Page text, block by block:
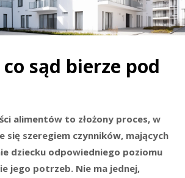
sąd bierze pod
alimentów to złożony proces, w
się szeregiem czynników, mających
dziecku odpowiedniego poziomu
jego potrzeb. Nie ma jednej,